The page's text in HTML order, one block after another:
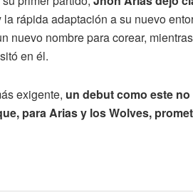
rápida adaptación a su nuevo
nuevo nombre para corear,
en él.
exigente, un debut como este
para Arias y los Wolves,